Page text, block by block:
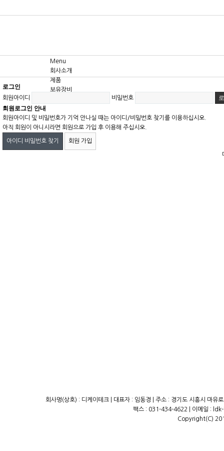
Menu
회사소개
제품
보유장비
로그인
회원아이디 비밀번호
회원로그인 안내
회원아이디 및 비밀번호가 기억 안나실 때는 아이디/비밀번호 찾기를 이용하십시오.
아직 회원이 아니시라면 회원으로 가입 후 이용해 주십시오.
아이디 비밀번호 찾기 회원 가입
회사명(상호) : 디케이테크 | 대표자 : 임동경 | 주소 : 경기도 시흥시 마
팩스 : 031-434-4622 | 이메일 :
Copyright(C)